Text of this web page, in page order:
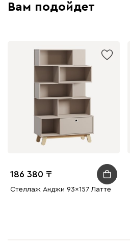
Вам подойдет
186 380
Стеллаж Анджи 93x157 Латте